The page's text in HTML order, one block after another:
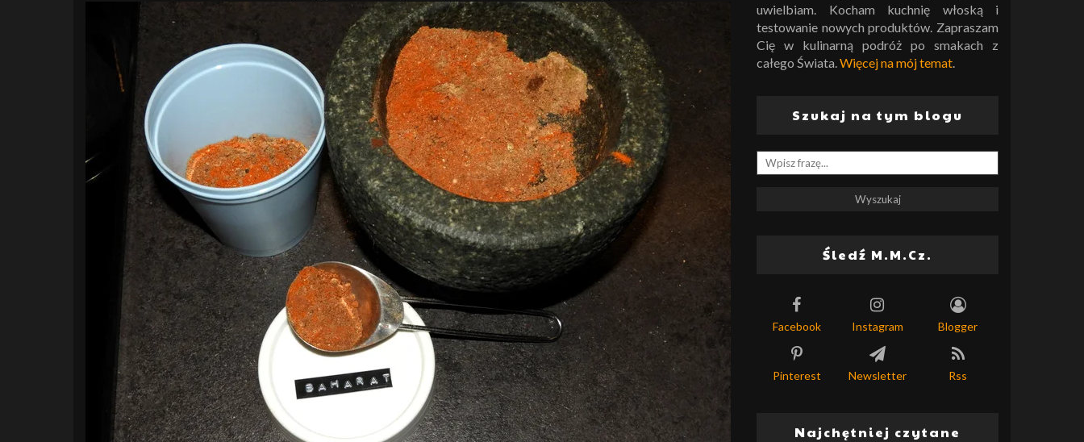
uwielbiam. Kocham kuchnię włoską i
testowanie nowych produktów. Zapraszam
Cię w kulinarną podróż po smakach z
całego Świata.Więcej na mój temat.
Szukaj na tym blogu
Śledź M.M.Cz.
Facebook Instagram Blogger
Pinterest Newsletter Rss
Najchętniej czytane